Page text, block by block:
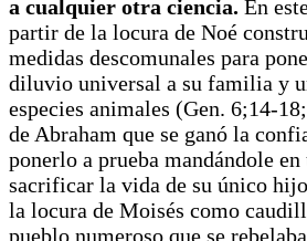
a cualquier otra ciencia. En
partir de la locura de Noé
medidas descomunales para
diluvio universal a su familia y
especies animales (Gen. 6;14-
de Abraham que se ganó la
ponerlo a prueba mandándole
sacrificar la vida de su único
la locura de Moisés como
pueblo numeroso que se